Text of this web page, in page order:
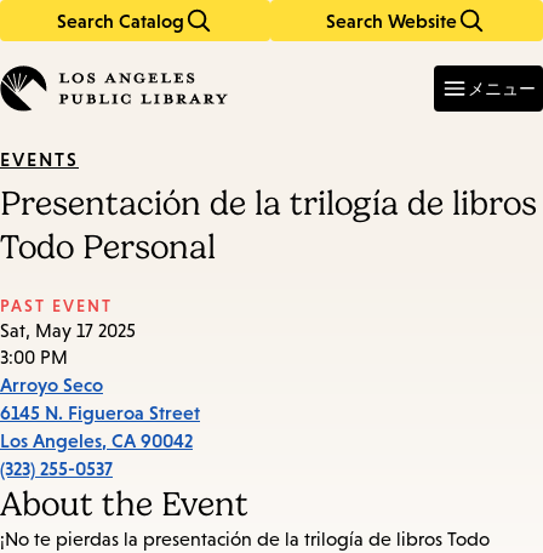
Search Catalog Search Website
in
keywords
メニュー
EVENTS
Presentación de la trilogía de libros
Todo Personal
PAST EVENT
Sat, May 17 2025
3:00 PM
Arroyo Seco
6145 N. Figueroa Street
Los Angeles, CA 90042
(323) 255-0537
About the Event
¡No te pierdas la presentación de la trilogía de libros Todo